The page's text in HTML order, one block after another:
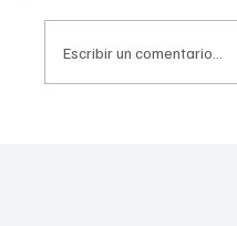
Escribir un comentario...